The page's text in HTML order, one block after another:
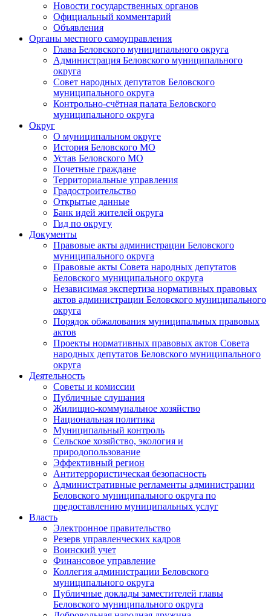
Новости государственных органов
Официальный комментарий
Объявления
Органы местного самоуправления
Глава Беловского муниципального округа
Администрация Беловского муниципального
округа
Совет народных депутатов Беловского
муниципального округа
Контрольно-счётная палата Беловского
муниципального округа
Округ
О муниципальном округе
История Беловского МО
Устав Беловского МО
Почетные граждане
Территориальные управления
Градостроительство
Открытые данные
Банк идей жителей округа
Гид по округу
Документы
Правовые акты администрации Беловского
муниципального округа
Правовые акты Совета народных депутатов
Беловского муниципального округа
Независимая экспертиза нормативных правовых
актов администрации Беловского муниципального
округа
Порядок обжалования муниципальных правовых
актов
Проекты нормативных правовых актов Совета
народных депутатов Беловского муниципального
округа
Деятельность
Советы и комиссии
Публичные слушания
Жилищно-коммунальное хозяйство
Национальная политика
Муниципальный контроль
Сельское хозяйство, экология и
природопользование
Эффективный регион
Антитеррористическая безопасность
Административные регламенты администрации
Беловского муниципального округа по
предоставлению муниципальных услуг
Власть
Электронное правительство
Резерв управленческих кадров
Воинский учет
Финансовое управление
Коллегия администрации Беловского
муниципального округа
Публичные доклады заместителей главы
Беловского муниципального округа